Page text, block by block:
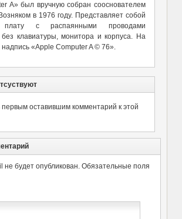
A» был вручную собран сооснователем
в 1976 году. Представляет собой
с распаянными проводами
клавиатуры, монитора и корпуса. На
«Apple Computer A © 76».
оставившим комментарий к этой
не будет опубликован. Обязательные поля